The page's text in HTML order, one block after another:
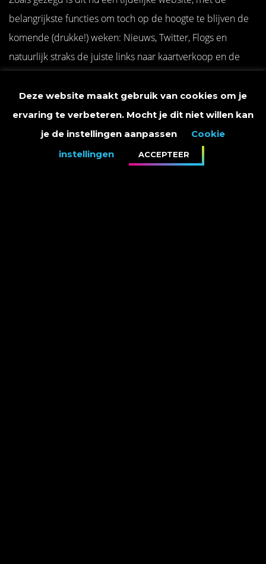
belangrijkste functies om toch op de hoogte te blijven de
komende (drukke!) weken: Nieuws, Twitter, Flogs en
natuurlijk straks de juiste links naar kaartverkoop en de
nieuwsbrief, dan mis je helemaal niets meer.
Wil je nou altijd als eerste kaarten kunnen kopen, en
andere extra’s ontvangen, word dan ook lid van de fanclub.
Deze website maakt gebruik van cookies om je
ervaring te verbeteren. Mocht je dit niet willen kan
je de instellingen aanpassen
Cookie
instellingen
ACCEPTEER